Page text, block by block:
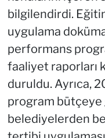
bilgilendirdi.
uygulama
performans
faaliyet raporları
duruldu. Ayrıca,
program bütçeye
belediyelerden